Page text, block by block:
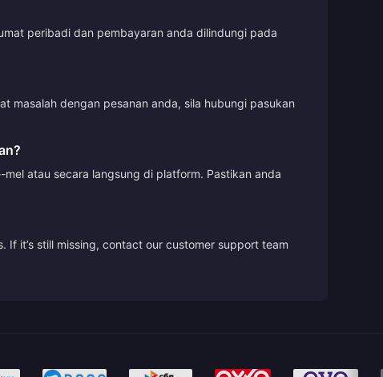
peribadi dan pembayaran anda dilindungi pada
masalah dengan pesanan anda, sila hubungi pasukan
atau secara langsung di platform. Pastikan anda
it’s still missing, contact our customer support team